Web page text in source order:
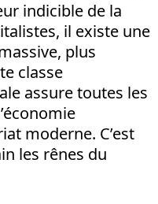
indicible de la
il existe une
plus
classe
assure toutes les
moderne. C’est
les rênes du